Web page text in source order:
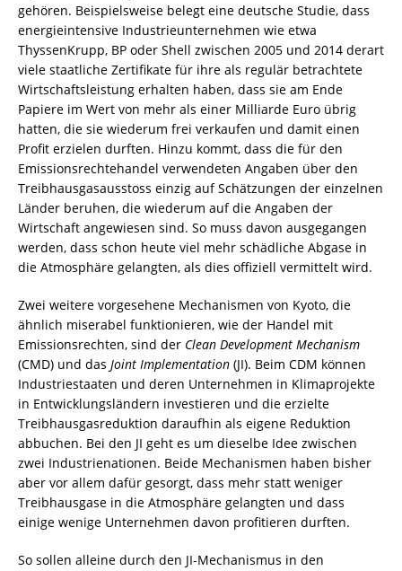
gehören. Beispielsweise belegt eine deutsche Studie, dass
energieintensive Industrieunternehmen wie etwa
ThyssenKrupp, BP oder Shell zwischen 2005 und 2014 derart
viele staatliche Zertifikate für ihre als regulär betrachtete
Wirtschaftsleistung erhalten haben, dass sie am Ende
Papiere im Wert von mehr als einer Milliarde Euro übrig
hatten, die sie wiederum frei verkaufen und damit einen
Profit erzielen durften. Hinzu kommt, dass die für den
Emissionsrechtehandel verwendeten Angaben über den
Treibhausgasausstoss einzig auf Schätzungen der einzelnen
Länder beruhen, die wiederum auf die Angaben der
Wirtschaft angewiesen sind. So muss davon ausgegangen
werden, dass schon heute viel mehr schädliche Abgase in
die Atmosphäre gelangten, als dies offiziell vermittelt wird.
Zwei weitere vorgesehene Mechanismen von Kyoto, die
ähnlich miserabel funktionieren, wie der Handel mit
Emissionsrechten, sind der Clean Development Mechanism
(CMD) und das Joint Implementation (JI). Beim CDM können
Industriestaaten und deren Unternehmen in Klimaprojekte
in Entwicklungsländern investieren und die erzielte
Treibhausgasreduktion daraufhin als eigene Reduktion
abbuchen. Bei den JI geht es um dieselbe Idee zwischen
zwei Industrienationen. Beide Mechanismen haben bisher
aber vor allem dafür gesorgt, dass mehr statt weniger
Treibhausgase in die Atmosphäre gelangten und dass
einige wenige Unternehmen davon profitieren durften.
So sollen alleine durch den JI-Mechanismus in den